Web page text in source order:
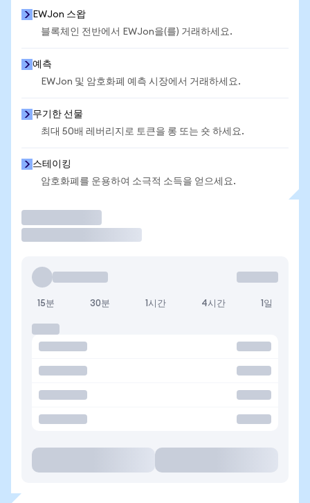
EWJon 스왑
블록체인 전반에서 EWJon을(를) 거래하세요.
예측
EWJon 및 암호화폐 예측 시장에서 거래하세요.
무기한 선물
최대 50배 레버리지로 토큰을 롱 또는 숏 하세요.
스테이킹
암호화폐를 운용하여 소극적 소득을 얻으세요.
15분 30분 1시간 4시간 1일